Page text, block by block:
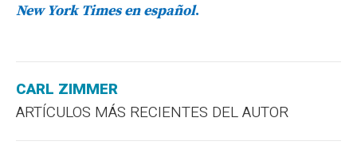
New York Times en español.
CARL ZIMMER
ARTÍCULOS MÁS RECIENTES DEL AUTOR